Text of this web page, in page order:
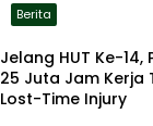
Berita
Jelang HUT Ke-14,
25 Juta Jam Kerja
Lost-Time Injury